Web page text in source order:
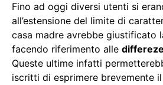
Fino ad oggi diversi utenti si
all’estensione del limite di
casa madre avrebbe giustificato
facendo riferimento alle
Queste ultime infatti
iscritti di esprimere brevemente